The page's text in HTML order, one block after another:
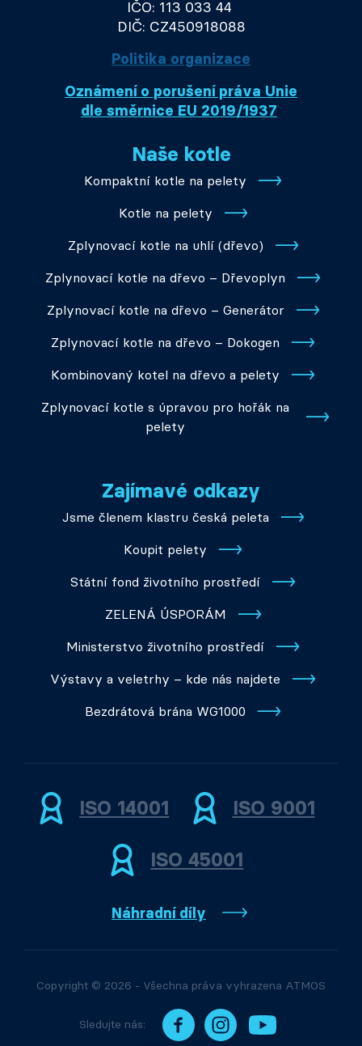
IČO: 113 033 44
DIČ: CZ450918088
Politika organizace
Oznámení o porušení práva Unie
dle směrnice EU 2019/1937
Naše kotle
Kompaktní kotle na pelety
Kotle na pelety
Zplynovací kotle na uhlí (dřevo)
Zplynovací kotle na dřevo – Dřevoplyn
Zplynovací kotle na dřevo – Generátor
Zplynovací kotle na dřevo – Dokogen
Kombinovaný kotel na dřevo a pelety
Zplynovací kotle s úpravou pro hořák na
pelety
Zajímavé odkazy
Jsme členem klastru česká peleta
Koupit pelety
Státní fond životního prostředí
ZELENÁ ÚSPORÁM
Ministerstvo životního prostředí
Výstavy a veletrhy – kde nás najdete
Bezdrátová brána WG1000
ISO 14001 ISO 9001
ISO 45001
Náhradní díly
Copyright © 2026 - Všechna práva vyhrazena ATMOS
Sledujte nás: